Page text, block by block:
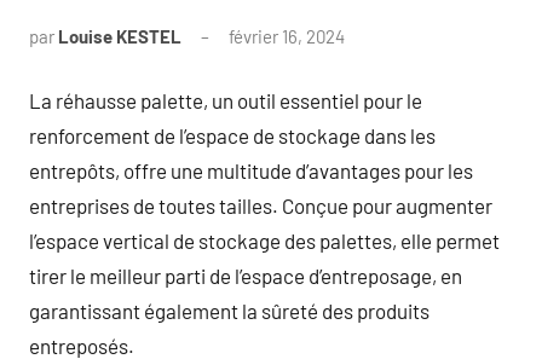
par Louise KESTEL février 16, 2024
La réhausse palette, un outil essentiel pour le
renforcement de l’espace de stockage dans les
entrepôts, offre une multitude d’avantages pour les
entreprises de toutes tailles. Conçue pour augmenter
l’espace vertical de stockage des palettes, elle permet
tirer le meilleur parti de l’espace d’entreposage, en
garantissant également la sûreté des produits
entreposés.